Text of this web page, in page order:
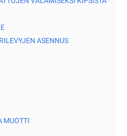
ASENNUS
MUOTTI